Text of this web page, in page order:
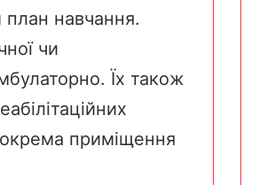
план навчання.
чи
Їх також
приміщення